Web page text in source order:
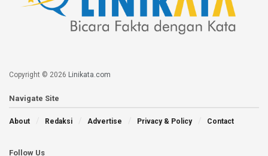
Copyright © 2026 Linikata.com
Navigate Site
About Redaksi Advertise Privacy & Policy Contact
Follow Us